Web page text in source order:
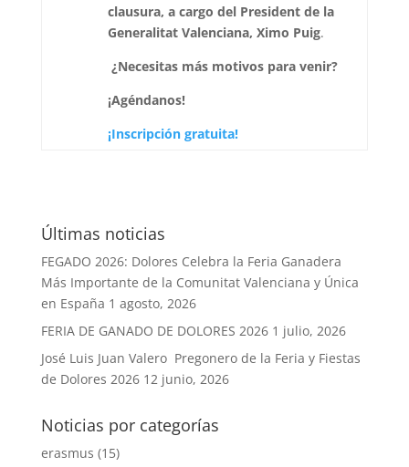
clausura, a cargo del President de la
Generalitat Valenciana, Ximo Puig.
¿Necesitas más motivos para venir?
¡Agéndanos!
¡Inscripción gratuita!
Últimas noticias
FEGADO 2026: Dolores Celebra la Feria Ganadera
Más Importante de la Comunitat Valenciana y Única
en España 1 agosto, 2026
FERIA DE GANADO DE DOLORES 2026 1 julio, 2026
José Luis Juan Valero Pregonero de la Feria y Fiestas
de Dolores 2026 12 junio, 2026
Noticias por categorías
erasmus (15)